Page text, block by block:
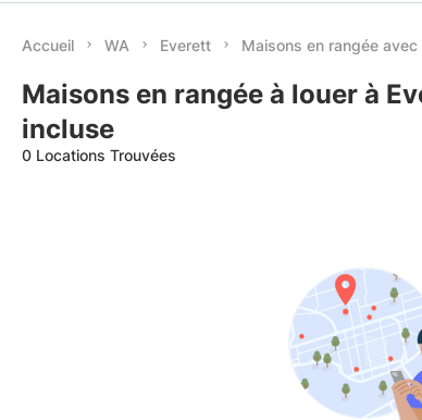
Accueil WA Everett Maisons en rangée avec
Maisons en rangée à louer à
incluse
0 Locations Trouvées